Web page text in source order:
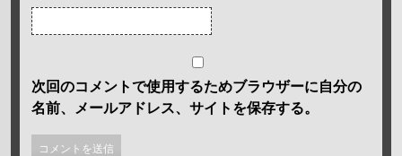
次回のコメントで使用するためブラウザーに自分の
名前、メールアドレス、サイトを保存する。